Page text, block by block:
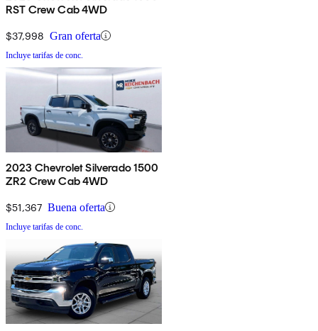
RST Crew Cab 4WD
$37,998 Gran oferta
Incluye tarifas de conc.
2023 Chevrolet Silverado 1500
ZR2 Crew Cab 4WD
$51,367 Buena oferta
Incluye tarifas de conc.